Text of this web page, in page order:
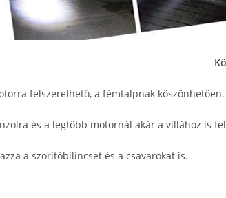
felszerelhető, a fémtalpnak köszönhetően.
és a legtöbb motornál akár a villához is
a szorítóbilincset és a csavarokat is.